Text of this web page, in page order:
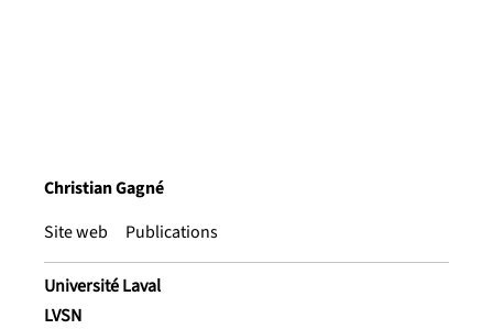
Christian Gagné
Site web
Publications
Université Laval
LVSN